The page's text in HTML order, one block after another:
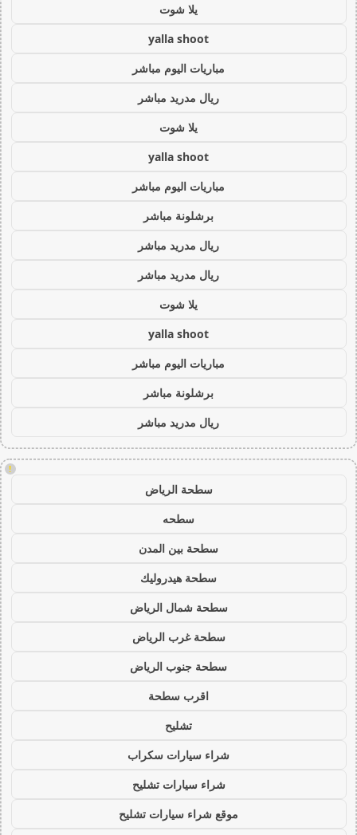
يلا شوت
yalla shoot
مباريات اليوم مباشر
ريال مدريد مباشر
يلا شوت
yalla shoot
مباريات اليوم مباشر
برشلونة مباشر
ريال مدريد مباشر
ريال مدريد مباشر
يلا شوت
yalla shoot
مباريات اليوم مباشر
برشلونة مباشر
ريال مدريد مباشر
!
سطحة الرياض
سطحه
سطحة بين المدن
سطحة هيدروليك
سطحة شمال الرياض
سطحة غرب الرياض
سطحة جنوب الرياض
اقرب سطحة
تشليح
شراء سيارات سكراب
شراء سيارات تشليح
موقع شراء سيارات تشليح